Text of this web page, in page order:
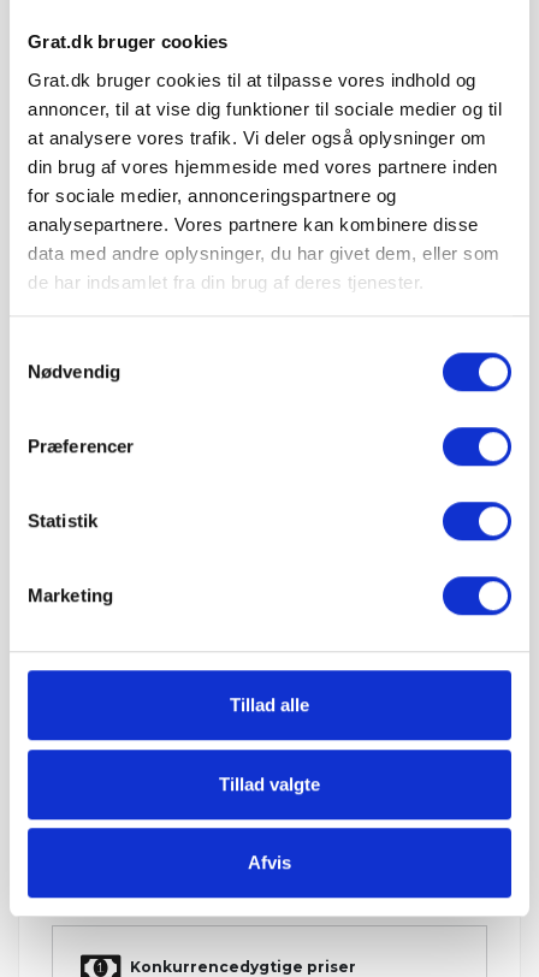
Grat.dk bruger cookies
Grat.dk bruger cookies til at tilpasse vores indhold og
annoncer, til at vise dig funktioner til sociale medier og til
at analysere vores trafik. Vi deler også oplysninger om
din brug af vores hjemmeside med vores partnere inden
for sociale medier, annonceringspartnere og
analysepartnere. Vores partnere kan kombinere disse
data med andre oplysninger, du har givet dem, eller som
de har indsamlet fra din brug af deres tjenester.
Nødvendig
Præferencer
Statistik
Marketing
Tillad alle
Tillad valgte
Afvis
august
i
⏱ Afsendes førstkommende hverdag (man 10.
august)
Leveres til kantsten · Tilkøb aflæsning med
medbringertruck/kran i kurven
🚚 Se fragtpris til dit område:
= stk.
Inkl. moms
Antal pr. m²:
Vægt pr. m²:
Levering & IBF Paller:
Op til 7 paller: Sjælland: 1675 kr.
Depositum pr. palle: 195 kr.
Hos Grat får du:
Konkurrencedygtige priser